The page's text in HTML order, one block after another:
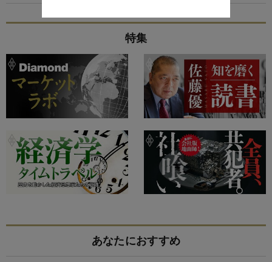
特集
あなたにおすすめ